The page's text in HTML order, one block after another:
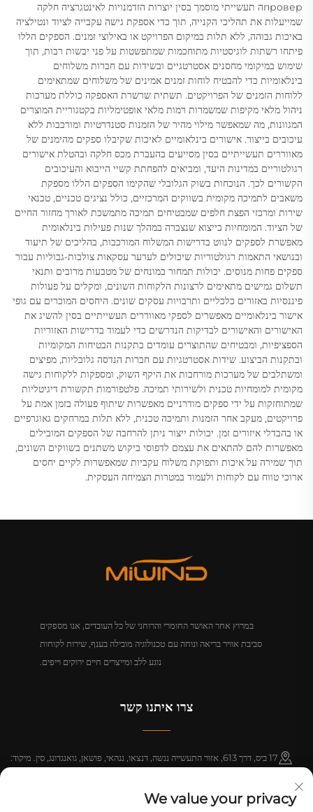
проверה תעשייתי מוסמך בסין יוצרות הזדמנויות לאינטגרציה חלקה
שמייעלות את תהליכי הקנייה, תוך כדי אספקת גישה עקבייה לציוד ונטילציה
באיכות גבוהה, ללא תלות במיקום הפרויקט או באילוצי זמנים. הספקים הללו
פיתחו רשתות לוגיסטיות מתוחכמות שמתפשטות על פני יבשות רבות, תוך
שימוש במיקומי מחסנים אסטרטגיים ובשידות עם חברות משלוחים
בינלאומיות כדי להבטיח לוחות זמנים אמינים של משלוחים שמתאימים
ללוחות הזמנים של הפרויקטים. תשתית שרשרת האספקה כוללת מערכות
ניהול מלאי מקיפות שמשמרות רמות מלאי אופטימליות בקטגוריית המוצרים
המגוונות, מה שמאפשר מילוי מהיר של הזמנות סטנדרטיות ומורכבות ללא
עיכובים בייצור. אישורים בינלאומיים לאיכות שקיבלו ספקים מהימנים של
מאווררים תעשייתיים בסין מסייעים בהעברת מכס חלקה ובהטלת אישורים
רגולטוריים במדינות היעד, ומביאים להפחתת קשיי הייבוא והעיכובים
הקשורים לכך. הנוכחות בשוק הגלובלי שהקימו הספקים הללו מספקת
משאבים לתמיכה מקומית בשווקים המרכזיים, כולל נציגים טכניים, טכנאי
שירות ומרכזי הפצת חלפים שמבטיחים תמיכה מתמשכת לאורך מחזור החיים
של הציוד. המומחיות בייצוא שנצברה במהלך שנות פעילות בינלאומית
מאפשרת לספקים לנווט בדרישות המשלוח המורכבות, בהליכים של תיעוד
ובנושאי התאמות רגולטוריות שיכולים לערער עסקאות צולבות-גבוליות עבור
ספקים פחות מנוסים. יכולות תמחור במונחים של מטבעות מרובים ותנאי
תשלום גמישים מתאימים לרצונות הלקוחות השונים, ומקלים על פעולות
פיננסיות באזורים כלכליים ותרבויות עסקים שונים. היחסים המוכרים עם גופי
אישור בינלאומיים מאפשרים לספקי מאווררים תעשייתיים בסין להשיג את
האישורים והאישורים לבדיקות הנדרשים כדי לעמוד בדרישות האזוריות
הספציפיות, ומבטיחים שהתוצרים עומדים בתקנות הבטיחות המקומיות
ובתקנות הביצוע. שידות אסטרטגיות עם חברות הנדסה גלובליות, מפיצים
ומשתלבים של מערכות מורחבות את היקף השוק, ומספקות ללקוחות גישה
מקומית למומחיות טכנית ולשירותי תמיכה. פלטפורמות תקשורת דיגיטליות
שמתוחזקות על ידי ספקים מודרניים מאפשרות שיתוף פעולה בזמן אמת על
פרויקטים, מעקב אחר הזמנות ותמיכה טכנית, ללא תלות במרחקים גאוגרפיים
או בהבדלי איזורים זמן. יכולות ייצור ניתן להרחבה של הספקים המובילים
מאפשרות להם להתאים את עצמם לדפוסי ביקוש משתנים בשווקים השונים,
תוך שמירה על איכות ותפוקת משלוח עקביות שמאפשרות לקיים יחסים
ארוכי טווח עם לקוחות ולעמוד במטרות הצמיחה העסקית.
במרוץ אחר האושר החומרי והרוחני של כל העובדים, אנו מספקים
סביבת אוויר בריאה ונוחה עם טכנולוגיה מובילה בענף, שירות לקוחות
נוגע ללב ומייצרים חיים ירוקים וייפים.
צרו איתנו קשר
17 ביס, דרך 613, אזור התעשייה ננשה, דנצאו, ננהאי, פושאן, גואנגדונג, סין. מיקוד:
+86-18312070412
We value your privacy